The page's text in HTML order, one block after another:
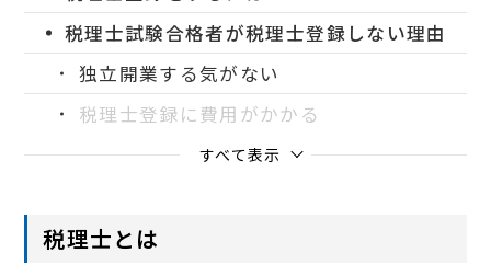
税理士試験合格者が税理士登録しない理由
独立開業する気がない
税理士登録に費用がかかる
すべて表示
税理士とは